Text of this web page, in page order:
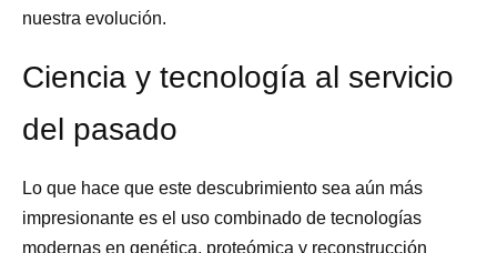
nuestra evolución.
Ciencia y tecnología al servicio
del pasado
Lo que hace que este descubrimiento sea aún más
impresionante es el uso combinado de tecnologías
modernas en genética, proteómica y reconstrucción